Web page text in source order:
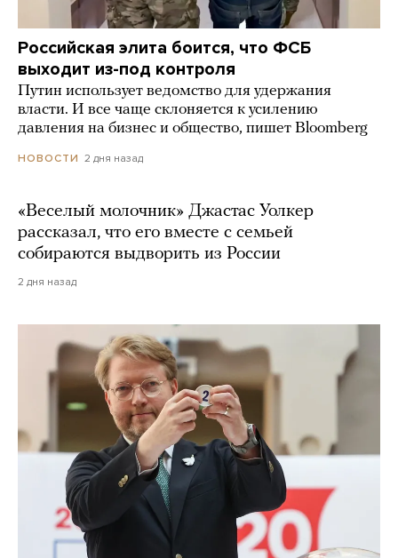
Российская элита боится, что ФСБ
выходит из-под контроля
Путин использует ведомство для удержания
власти. И все чаще склоняется к усилению
давления на бизнес и общество, пишет Bloomberg
НОВОСТИ 2 дня назад
«Веселый молочник» Джастас Уолкер
рассказал, что его вместе с семьей
собираются выдворить из России
2 дня назад